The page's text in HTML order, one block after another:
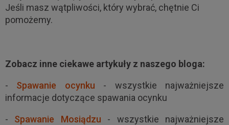
Jeśli masz wątpliwości, który wybrać, chętnie Ci
pomożemy.
Zobacz inne ciekawe artykuły z naszego bloga:
- Spawanie ocynku - wszystkie najważniejsze
informacje dotyczące spawania ocynku
- Spawanie Mosiądzu - wszystkie najważniejsze